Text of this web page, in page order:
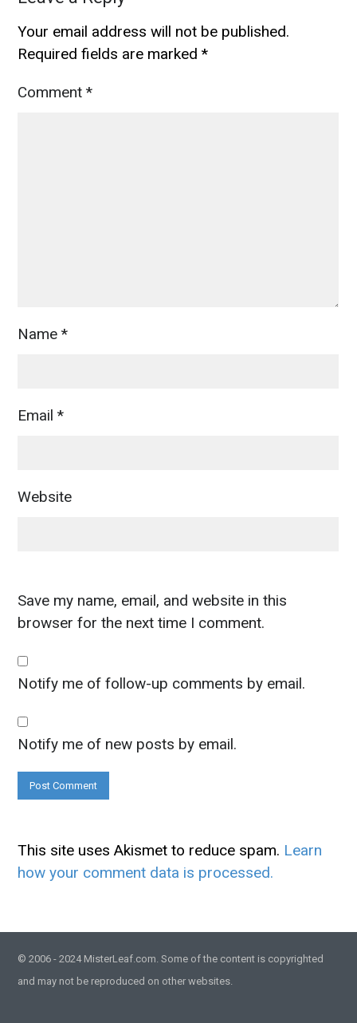
Your email address will not be published.
Required fields are marked*
Comment*
Name*
Email*
Website
Save my name, email, and website in this
browser for the next time I comment.
Notify me of follow-up comments by email.
Notify me of new posts by email.
This site uses Akismet to reduce spam. Learn
how your comment data is processed.
© 2006 - 2024 MisterLeaf.com. Some of the content is copyrighted
and may not be reproduced on other websites.